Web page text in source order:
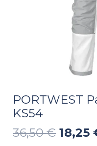
PORTWEST
KS54
36,50€ 18,25